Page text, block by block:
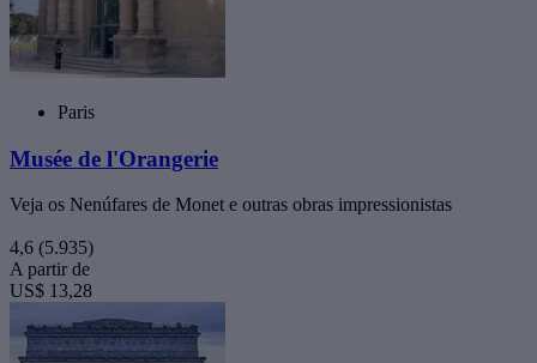
Paris
Musée de l'Orangerie
Veja os Nenúfares de Monet e outras obras impressionistas
4,6 (5.935)
A partir de
US$ 13,28